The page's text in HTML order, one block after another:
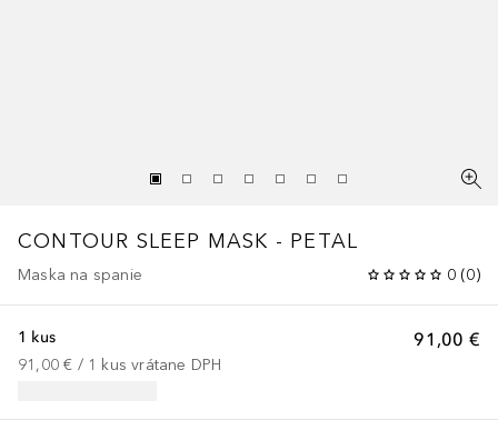
CONTOUR SLEEP MASK - PETAL
Maska na spanie 0 (0)
91,00 €
1 kus
91,00 € / 1 kus vrátane DPH